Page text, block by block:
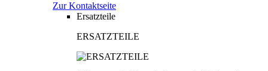
Zur Kontaktseite
Ersatzteile
ERSATZTEILE